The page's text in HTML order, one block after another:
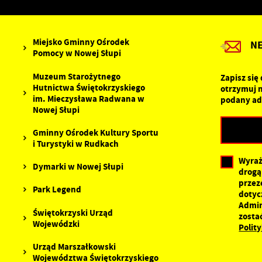
Miejsko Gminny Ośrodek
Pomocy w Nowej Słupi
Muzeum Starożytnego
Hutnictwa Świętokrzyskiego
im. Mieczysława Radwana w
Nowej Słupi
Gminny Ośrodek Kultury Sportu
i Turystyki w Rudkach
Dymarki w Nowej Słupi
Park Legend
Świętokrzyski Urząd
Wojewódzki
Urząd Marszałkowski
Województwa Świętokrzyskiego
Zapisz
otrzymuj
podany